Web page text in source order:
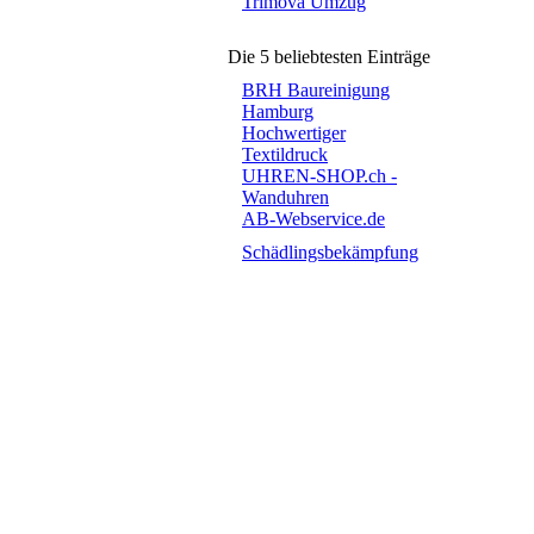
Die 5 beliebtesten Einträge
BRH Baureinigung
Hamburg
Hochwertiger
Textildruck
UHREN-SHOP.ch -
Wanduhren
AB-Webservice.de
Schädlingsbekämpfung